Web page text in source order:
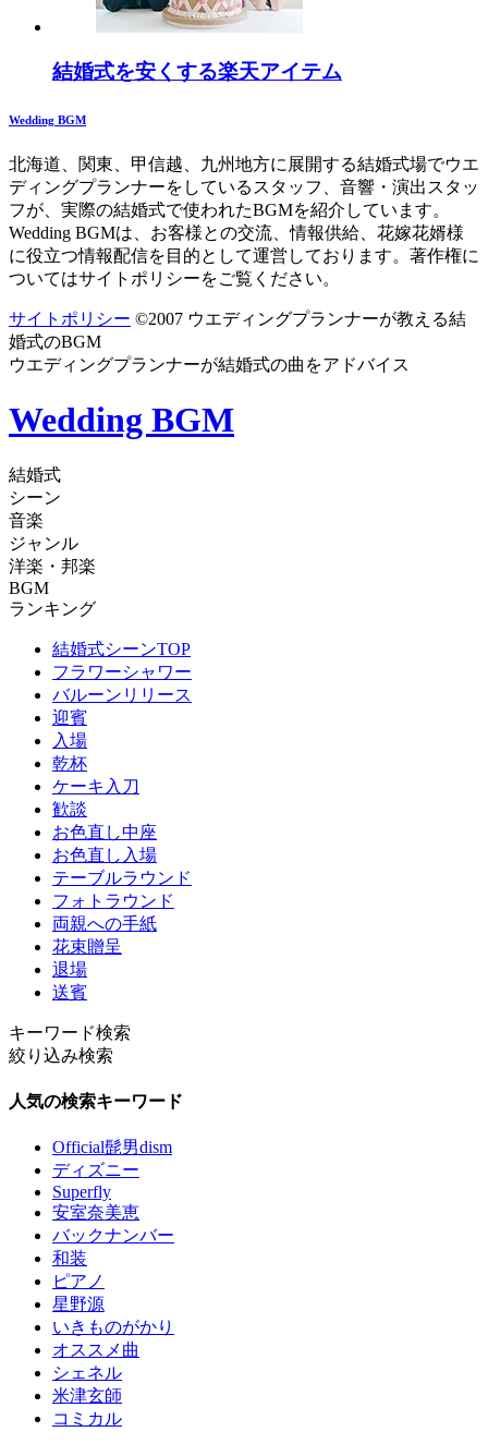
結婚式を安くする楽天アイテム
Wedding BGM
北海道、関東、甲信越、九州地方に展開する結婚式場でウエ
ディングプランナーをしているスタッフ、音響・演出スタッ
フが、実際の結婚式で使われたBGMを紹介しています。
Wedding BGMは、お客様との交流、情報供給、花嫁花婿様
に役立つ情報配信を目的として運営しております。著作権に
ついてはサイトポリシーをご覧ください。
サイトポリシー ©2007 ウエディングプランナーが教える結
婚式のBGM
ウエディングプランナーが結婚式の曲をアドバイス
Wedding BGM
結婚式
シーン
音楽
ジャンル
洋楽・邦楽
BGM
ランキング
結婚式シーンTOP
フラワーシャワー
バルーンリリース
迎賓
入場
乾杯
ケーキ入刀
歓談
お色直し中座
お色直し入場
テーブルラウンド
フォトラウンド
両親への手紙
花束贈呈
退場
送賓
キーワード検索
絞り込み検索
人気の検索キーワード
Official髭男dism
ディズニー
Superfly
安室奈美恵
バックナンバー
和装
ピアノ
星野源
いきものがかり
オススメ曲
シェネル
米津玄師
コミカル